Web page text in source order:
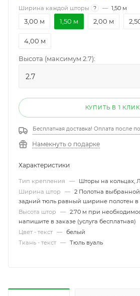
Ширина каждой шторы ? — 1,50 м
3,00 м 1,50 м 2,00 м
4,00 м
Высота (максимум 2.7):
КУПИТЬ В 1 КЛИК
Бесплатная доставка! Оплата после
Намекнуть о подарке
Характеристики
Тип крепления —
Шторы на кольцах,
Ширина штор
— 2 Полотна
задний тюль равный ширине полотен в
Высота штор
— 2.70 м при
напишите в заказе (услуга бесплатная)
Цвет - текст — белый
Ткань - текст — Тюль вуаль